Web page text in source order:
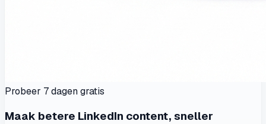
Probeer 7 dagen gratis
Maak betere LinkedIn content, sneller